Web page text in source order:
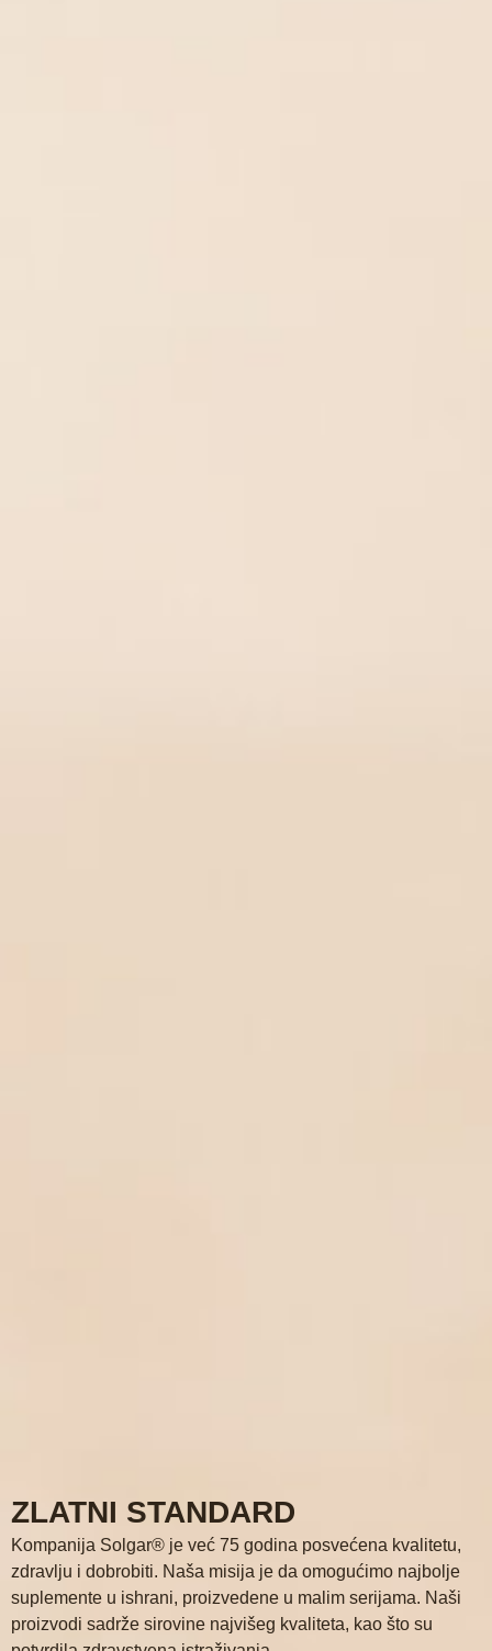
ZLATNI STANDARD
Kompanija Solgar® je već 75 godina posvećena kvalitetu,
zdravlju i dobrobiti. Naša misija je da omogućimo najbolje
suplemente u ishrani, proizvedene u malim serijama. Naši
proizvodi sadrže sirovine najvišeg kvaliteta, kao što su